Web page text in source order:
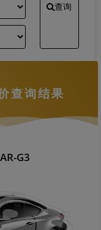
查询
查询结果
G3